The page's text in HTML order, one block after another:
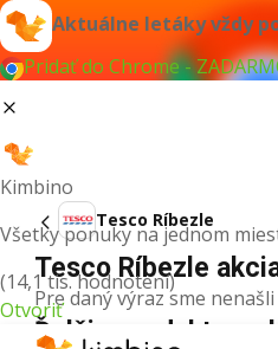
Aktuálne letáky vždy
Pridať do Chrome -
Kimbino
Všetky ponuky na jednom
(14,1 tis. hodnotení)
Otvoriť
Tesco Ríbezle
Tesco Ríbezle
Pre daný výraz sme
Ďalšie produkty v